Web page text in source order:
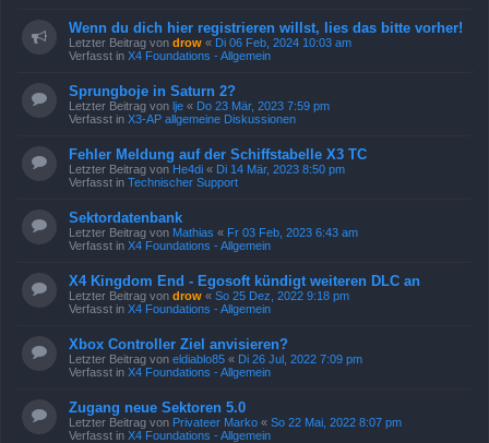
Wenn du dich hier registrieren willst, lies das bitte vorher!
Letzter Beitrag von drow « Di 06 Feb, 2024 10:03 am
Verfasst in X4 Foundations - Allgemein
Sprungboje in Saturn 2?
Letzter Beitrag von lje « Do 23 Mär, 2023 7:59 pm
Verfasst in X3-AP allgemeine Diskussionen
Fehler Meldung auf der Schiffstabelle X3 TC
Letzter Beitrag von He4di « Di 14 Mär, 2023 8:50 pm
Verfasst in Technischer Support
Sektordatenbank
Letzter Beitrag von Mathias « Fr 03 Feb, 2023 6:43 am
Verfasst in X4 Foundations - Allgemein
X4 Kingdom End - Egosoft kündigt weiteren DLC an
Letzter Beitrag von drow « So 25 Dez, 2022 9:18 pm
Verfasst in X4 Foundations - Allgemein
Xbox Controller Ziel anvisieren?
Letzter Beitrag von eldiablo85 « Di 26 Jul, 2022 7:09 pm
Verfasst in X4 Foundations - Allgemein
Zugang neue Sektoren 5.0
Letzter Beitrag von Privateer Marko « So 22 Mai, 2022 8:07 pm
Verfasst in X4 Foundations - Allgemein